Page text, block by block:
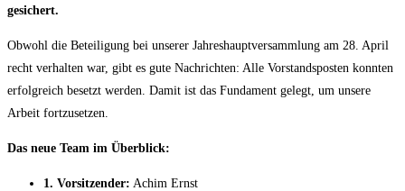
gesichert.
Obwohl die Beteiligung bei unserer Jahreshauptversammlung am 28. April
recht verhalten war, gibt es gute Nachrichten: Alle Vorstandsposten konnten
erfolgreich besetzt werden. Damit ist das Fundament gelegt, um unsere
Arbeit fortzusetzen.
Das neue Team im Überblick:
1. Vorsitzender: Achim Ernst